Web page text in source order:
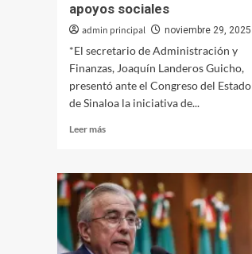
apoyos sociales
admin principal noviembre 29, 2025
*El secretario de Administración y
Finanzas, Joaquín Landeros Guicho,
presentó ante el Congreso del Estado
de Sinaloa la iniciativa de...
Leer másLeer
Presupuesto
2026
plantea
priorizar
obra
pública,